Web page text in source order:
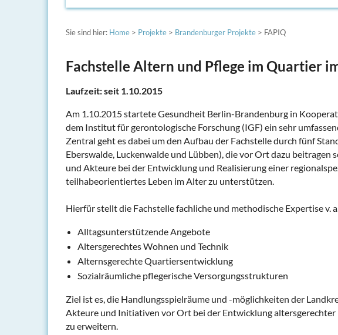
Sie sind hier: Home > Projekte > Brandenburger Projekte > FAPIQ
Fachstelle Altern und Pflege im Quartier
Laufzeit: seit 1.10.2015
Am 1.10.2015 startete Gesundheit Berlin-Brandenburg in
dem Institut für gerontologische Forschung (IGF) ein sehr
Zentral geht es dabei um den Aufbau der Fachstelle durch fünf
Eberswalde, Luckenwalde und Lübben), die vor Ort dazu
und Akteure bei der Entwicklung und Realisierung einer
teilhabeorientiertes Leben im Alter zu unterstützen.
Hierfür stellt die Fachstelle fachliche und methodische Expertise v.
Alltagsunterstützende Angebote
Altersgerechtes Wohnen und Technik
Alternsgerechte Quartiersentwicklung
Sozialräumliche pflegerische Versorgungsstrukturen
Ziel ist es, die Handlungsspielräume und -möglichkeiten der
Akteure und Initiativen vor Ort bei der Entwicklung altersgerechter
zu erweitern.